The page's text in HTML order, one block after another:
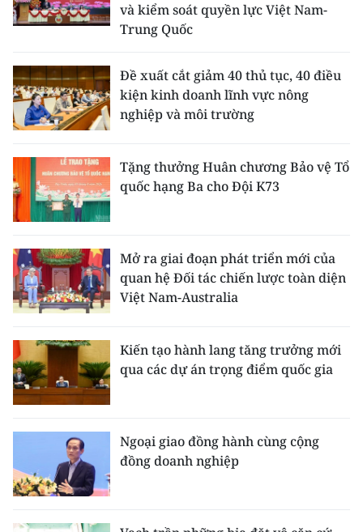
và kiểm soát quyền lực Việt Nam-
Trung Quốc
Đề xuất cắt giảm 40 thủ tục, 40 điều
kiện kinh doanh lĩnh vực nông
nghiệp và môi trường
Tặng thưởng Huân chương Bảo vệ Tổ
quốc hạng Ba cho Đội K73
Mở ra giai đoạn phát triển mới của
quan hệ Đối tác chiến lược toàn diện
Việt Nam-Australia
Kiến tạo hành lang tăng trưởng mới
qua các dự án trọng điểm quốc gia
Ngoại giao đồng hành cùng cộng
đồng doanh nghiệp